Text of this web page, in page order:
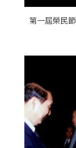
第一屆榮民